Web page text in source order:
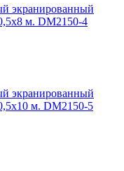
экранированный
м. DM2150-4
экранированный
м. DM2150-5